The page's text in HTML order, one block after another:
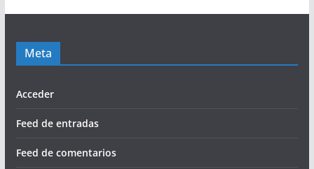
Meta
Acceder
Feed de entradas
Feed de comentarios